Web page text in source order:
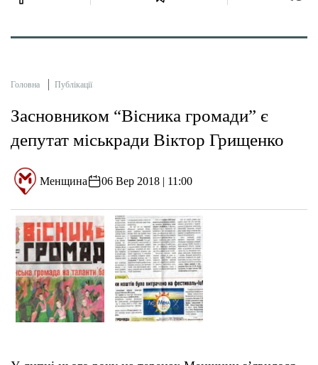
Головна Публікації
Засновником “Вісника громади” є
депутат міськради Віктор Грищенко
Менщина 06 Вер 2018 | 11:00